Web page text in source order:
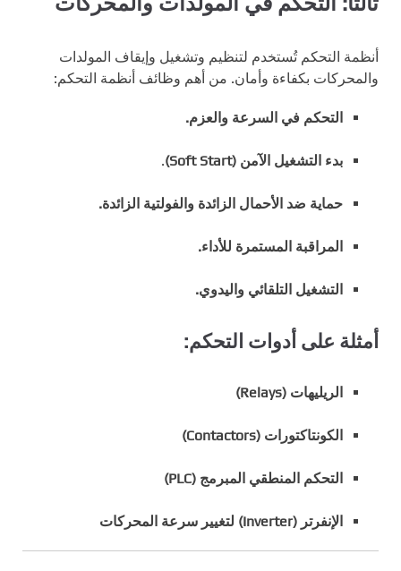
أنظمة التحكم تُستخدم لتنظيم وتشغيل وإيقاف المولدات
والمحركات بكفاءة وأمان. من أهم وظائف أنظمة التحكم:
التحكم في السرعة والعزم.
بدء التشغيل الآمن (Soft Start) .
حماية ضد الأحمال الزائدة والفولتية الزائدة.
المراقبة المستمرة للأداء.
التشغيل التلقائي واليدوي.
أمثلة على أدوات التحكم:
الريليهات (Relays)
الكونتاكتورات (Contactors)
التحكم المنطقي المبرمج (PLC)
الإنفرتر (Inverter) لتغيير سرعة المحركات